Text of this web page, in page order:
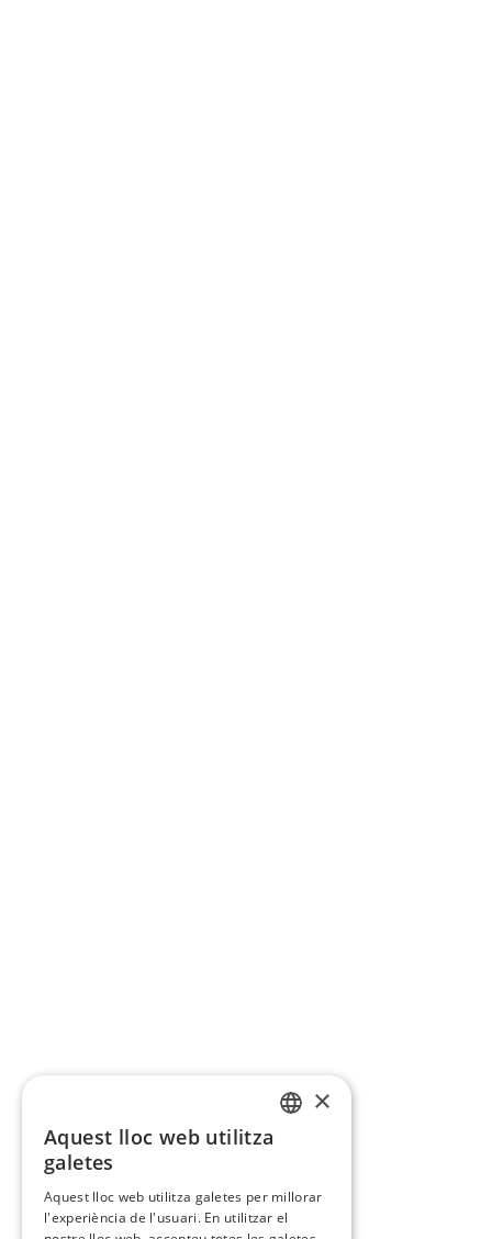
×
Aquest lloc web utilitza
galetes
Aquest lloc web utilitza galetes per millorar
l'experiència de l'usuari. En utilitzar el